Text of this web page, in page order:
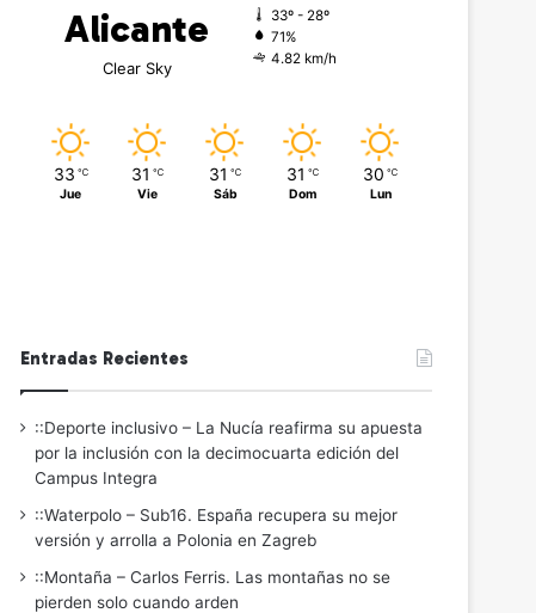
Alicante
Clear Sky
33º - 28º
71%
4.82 km/h
33 ℃
Jue
31 ℃
Vie
31 ℃
Sáb
31 ℃
Dom
30 ℃
Lun
Entradas Recientes
::Deporte inclusivo – La Nucía reafirma su apuesta
por la inclusión con la decimocuarta edición del
Campus Integra
::Waterpolo – Sub16. España recupera su mejor
versión y arrolla a Polonia en Zagreb
::Montaña – Carlos Ferris. Las montañas no se
pierden solo cuando arden